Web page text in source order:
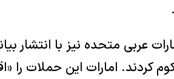
عربی متحده نیز با انتشار
کردند. امارات این حملات را